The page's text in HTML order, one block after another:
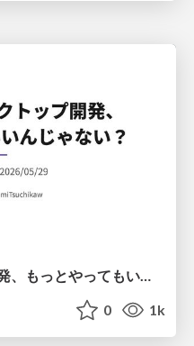
0 1k